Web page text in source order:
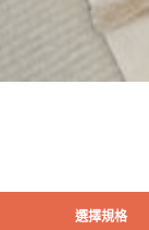
選擇規格